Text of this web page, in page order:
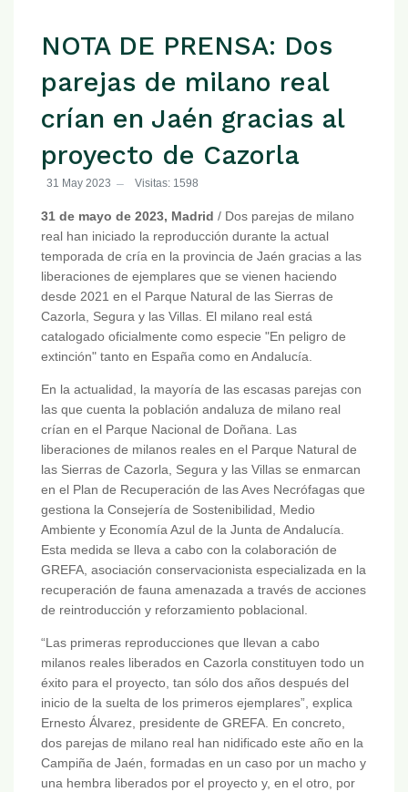
NOTA DE PRENSA: Dos
parejas de milano real
crían en Jaén gracias al
proyecto de Cazorla
31 May 2023 Visitas: 1598
31 de mayo de 2023, Madrid / Dos parejas de milano
real han iniciado la reproducción durante la actual
temporada de cría en la provincia de Jaén gracias a las
liberaciones de ejemplares que se vienen haciendo
desde 2021 en el Parque Natural de las Sierras de
Cazorla, Segura y las Villas. El milano real está
catalogado oficialmente como especie "En peligro de
extinción" tanto en España como en Andalucía.
En la actualidad, la mayoría de las escasas parejas con
las que cuenta la población andaluza de milano real
crían en el Parque Nacional de Doñana. Las
liberaciones de milanos reales en el Parque Natural de
las Sierras de Cazorla, Segura y las Villas se enmarcan
en el Plan de Recuperación de las Aves Necrófagas que
gestiona la Consejería de Sostenibilidad, Medio
Ambiente y Economía Azul de la Junta de Andalucía.
Esta medida se lleva a cabo con la colaboración de
GREFA, asociación conservacionista especializada en la
recuperación de fauna amenazada a través de acciones
de reintroducción y reforzamiento poblacional.
“Las primeras reproducciones que llevan a cabo
milanos reales liberados en Cazorla constituyen todo un
éxito para el proyecto, tan sólo dos años después del
inicio de la suelta de los primeros ejemplares”, explica
Ernesto Álvarez, presidente de GREFA. En concreto,
dos parejas de milano real han nidificado este año en la
Campiña de Jaén, formadas en un caso por un macho y
una hembra liberados por el proyecto y, en el otro, por